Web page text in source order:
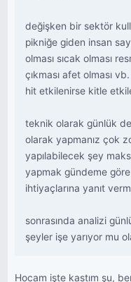
değişken bir sektör
pikniğe giden insan
olması sıcak olması
çıkması afet olması
hit etkilenirse kitle
teknik olarak günlük
olarak yapmanız çok
yapılabilecek şey
yapmak gündeme
ihtiyaçlarına yanıt
sonrasında analizi
şeyler işe yarıyor mu
Hocam işte kastım şu,